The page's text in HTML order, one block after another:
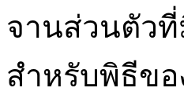
จานส่วนตัว
สำหรับพิธีข